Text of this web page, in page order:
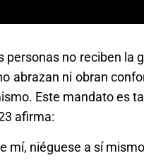
personas no reciben la
abrazan ni obran
Este mandato es
afirma:
mí, niéguese a sí